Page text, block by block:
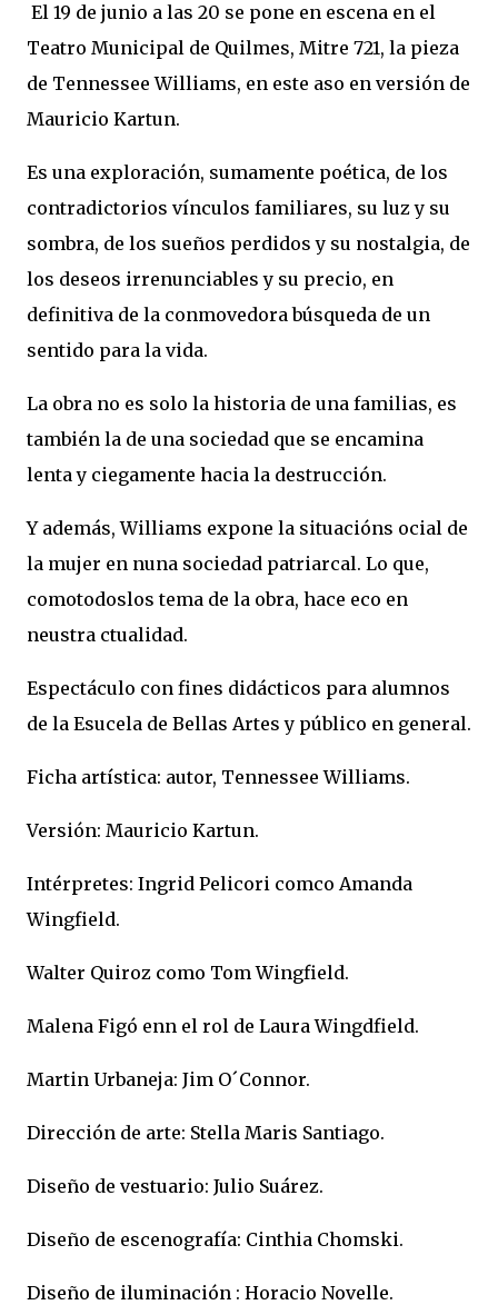
El 19 de junio a las 20 se pone en escena en el
Teatro Municipal de Quilmes, Mitre 721, la pieza
de Tennessee Williams, en este aso en versión de
Mauricio Kartun.
Es una exploración, sumamente poética, de los
contradictorios vínculos familiares, su luz y su
sombra, de los sueños perdidos y su nostalgia, de
los deseos irrenunciables y su precio, en
definitiva de la conmovedora búsqueda de un
sentido para la vida.
La obra no es solo la historia de una familias, es
también la de una sociedad que se encamina
lenta y ciegamente hacia la destrucción.
Y además, Williams expone la situacións ocial de
la mujer en nuna sociedad patriarcal. Lo que,
comotodoslos tema de la obra, hace eco en
neustra ctualidad.
Espectáculo con fines didácticos para alumnos
de la Esucela de Bellas Artes y público en general.
Ficha artística: autor, Tennessee Williams.
Versión: Mauricio Kartun.
Intérpretes: Ingrid Pelicori comco Amanda
Wingfield.
Walter Quiroz como Tom Wingfield.
Malena Figó enn el rol de Laura Wingdfield.
Martin Urbaneja: Jim O´Connor.
Dirección de arte: Stella Maris Santiago.
Diseño de vestuario: Julio Suárez.
Diseño de escenografía: Cinthia Chomski.
Diseño de iluminación : Horacio Novelle.